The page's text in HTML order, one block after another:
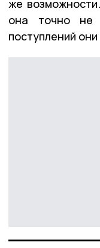
же
она точно не
поступлений